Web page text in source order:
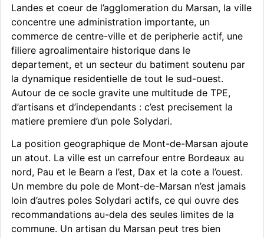
Landes et coeur de l’agglomeration du Marsan, la ville
concentre une administration importante, un
commerce de centre-ville et de peripherie actif, une
filiere agroalimentaire historique dans le
departement, et un secteur du batiment soutenu par
la dynamique residentielle de tout le sud-ouest.
Autour de ce socle gravite une multitude de TPE,
d’artisans et d’independants : c’est precisement la
matiere premiere d’un pole Solydari.
La position geographique de Mont-de-Marsan ajoute
un atout. La ville est un carrefour entre Bordeaux au
nord, Pau et le Bearn a l’est, Dax et la cote a l’ouest.
Un membre du pole de Mont-de-Marsan n’est jamais
loin d’autres poles Solydari actifs, ce qui ouvre des
recommandations au-dela des seules limites de la
commune. Un artisan du Marsan peut tres bien